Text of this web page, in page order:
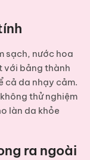
sạch, nước hoa
với bảng thành
cả da nhạy cảm.
thử nghiệm
làn da khỏe
ra ngoài